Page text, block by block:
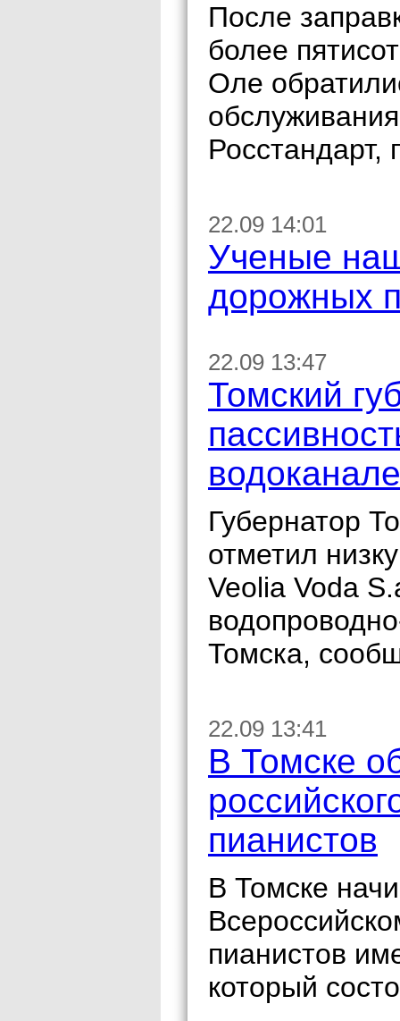
После
более
Оле
Росстандарт,
22.09 14:01
Ученые
дорожных
22.09 13:47
Томский
водоканале
Губернатор
отметил
Veolia Voda
Томска,
22.09 13:41
В Томске
пианистов
В Томске
пианистов
который